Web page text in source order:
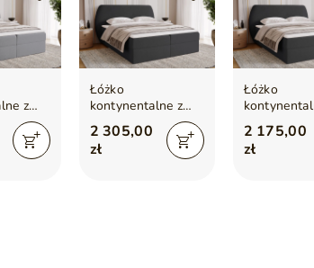
monitora.
z
na
Łóżko
kontynentalne z
pojemnikiem na
pościel 160x200
Bogota Czarne
2 305,00
zł
Łóżko
pościel
Bogota
2 175,00
zł